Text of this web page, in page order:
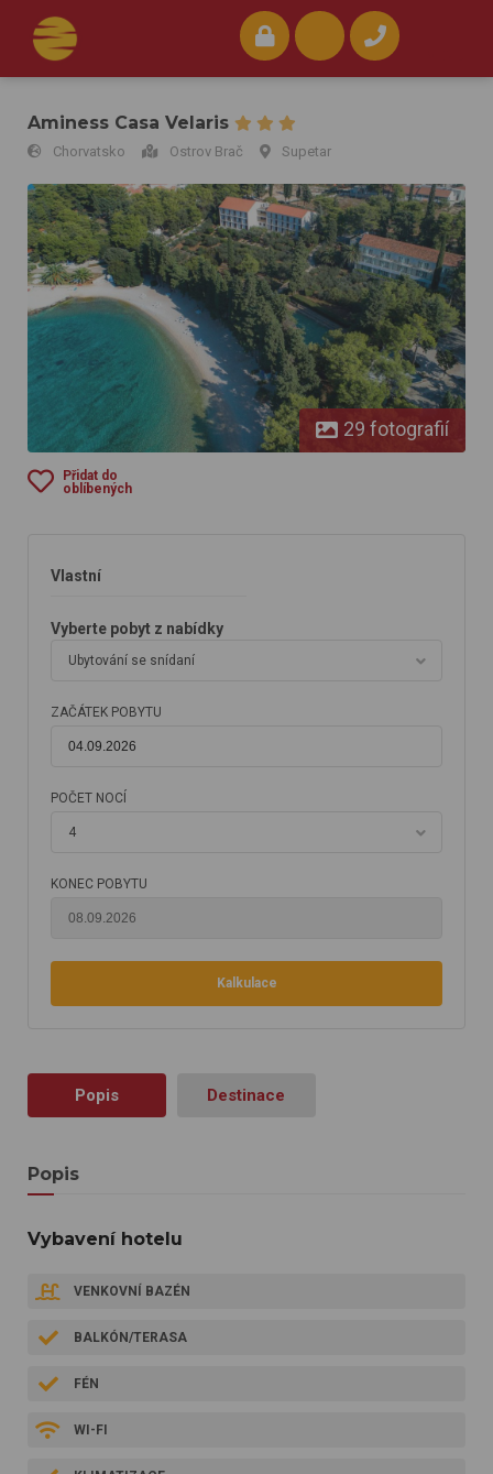
Aminess Casa Velaris
Chorvatsko Ostrov Brač Supetar
Aminess Casa Velaris
29 fotografií
Přidat do
oblíbených
Vlastní
Vyberte pobyt z nabídky
Ubytování se snídaní
ZAČÁTEK POBYTU
POČET NOCÍ
4
KONEC POBYTU
Kalkulace
Popis Destinace
Popis
Vybavení hotelu
VENKOVNÍ BAZÉN
BALKÓN/TERASA
FÉN
WI-FI